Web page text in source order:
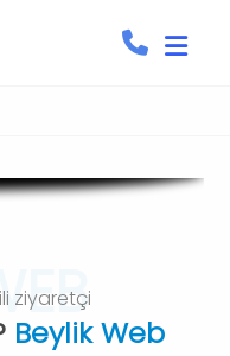
ziyaretçi
Beylik Web